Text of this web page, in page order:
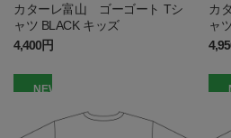
カターレ富山 ゴーゴート Tシ
ャツ BLACK キッズ
4,400円
カ
ャ
NEW